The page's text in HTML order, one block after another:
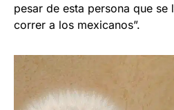
pesar de esta persona que se
correr a los mexicanos”.